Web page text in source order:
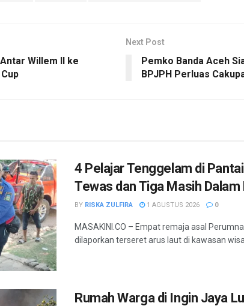
Willem II ke
Next Post
Pemko Banda Aceh
BPJPH Perluas
4 Pelajar Tenggelam di
Tewas dan Tiga Masih
BY RISKA ZULFIRA 1 AGUSTUS 2026 0
MASAKINI.CO – Empat remaja asal
dilaporkan terseret arus laut di kawasan
Rumah Warga di Ingin Jaya